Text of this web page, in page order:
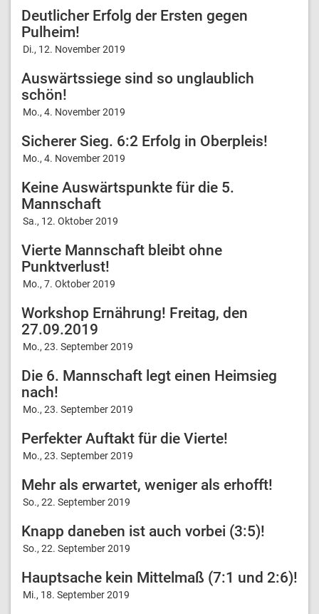
Deutlicher Erfolg der Ersten gegen
Pulheim!
Di., 12. November 2019
Auswärtssiege sind so unglaublich
schön!
Mo., 4. November 2019
Sicherer Sieg. 6:2 Erfolg in Oberpleis!
Mo., 4. November 2019
Keine Auswärtspunkte für die 5.
Mannschaft
Sa., 12. Oktober 2019
Vierte Mannschaft bleibt ohne
Punktverlust!
Mo., 7. Oktober 2019
Workshop Ernährung! Freitag, den
27.09.2019
Mo., 23. September 2019
Die 6. Mannschaft legt einen Heimsieg
nach!
Mo., 23. September 2019
Perfekter Auftakt für die Vierte!
Mo., 23. September 2019
Mehr als erwartet, weniger als erhofft!
So., 22. September 2019
Knapp daneben ist auch vorbei (3:5)!
So., 22. September 2019
Hauptsache kein Mittelmaß (7:1 und 2:6)!
Mi., 18. September 2019